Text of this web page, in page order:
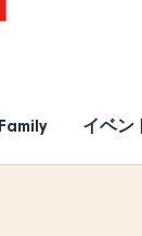
イベン